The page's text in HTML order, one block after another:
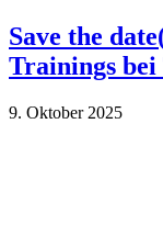
Save the
Trainings bei
9. Oktober 2025